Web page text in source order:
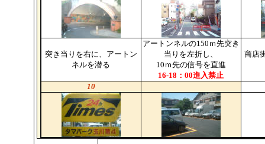
突き当りを右に、アートン
ネルを潜る
アートンネルの150ｍ先突き
当りを左折し、
10ｍ先の信号を直進
16-18：00進入禁止
商店
10